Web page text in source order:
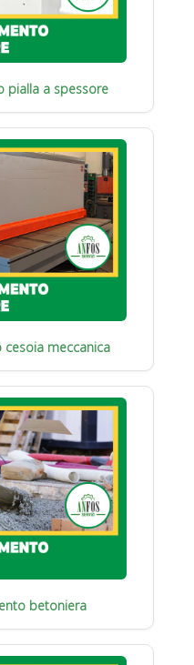
pialla a spessore
meccanica
betoniera